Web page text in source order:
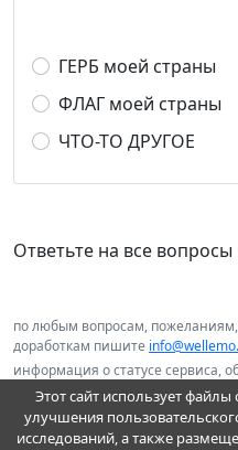
ГЕРБ моей страны
ФЛАГ моей страны
ЧТО-ТО ДРУГОЕ
Ответьте на все
по любым вопросам,
доработкам пишите
информация о статусе сервиса,
нашем telegram канале@wellemo
Этот сайт использует
улучшения
исследований, а также